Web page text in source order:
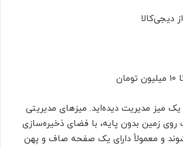
دیجی‌کالا
یک میز مدیریت دیده‌اید. میزهای مدیریتی
روی زمین بدون پایه، با فضای ذخیره‌سازی
و معمولاً دارای یک صفحه صاف و پهن